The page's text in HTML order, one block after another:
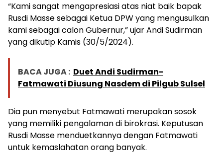
“Kami sangat mengapresiasi atas niat baik bapak
Rusdi Masse sebagai Ketua DPW yang mengusulkan
kami sebagai calon Gubernur,” ujar Andi Sudirman
yang dikutip Kamis (30/5/2024).
BACA JUGA : Duet Andi Sudirman-
Fatmawati Diusung Nasdem di Pilgub Sulsel
Dia pun menyebut Fatmawati merupakan sosok
yang memiliki pengalaman di birokrasi. Keputusan
Rusdi Masse menduetkannya dengan Fatmawati
untuk kemaslahatan orang banyak.